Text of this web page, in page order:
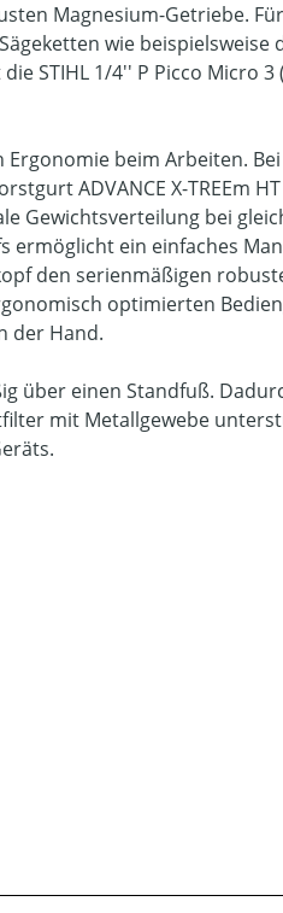
Magnesium-Getriebe.
wie beispielsweise
STIHL 1/4'' P Picco Micro
beim Arbeiten.
ADVANCE X-TREEm
Gewichtsverteilung bei
ermöglicht ein einfaches
den serienmäßigen
optimierten
der Hand.
über einen Standfuß.
mit Metallgewebe